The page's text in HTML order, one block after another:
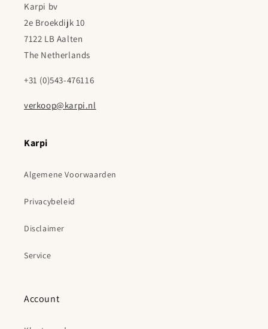
Karpi bv
2e Broekdijk 10
7122 LB Aalten
The Netherlands
+31 (0)543-476116
verkoop@karpi.nl
Karpi
Algemene Voorwaarden
Privacybeleid
Disclaimer
Service
Account